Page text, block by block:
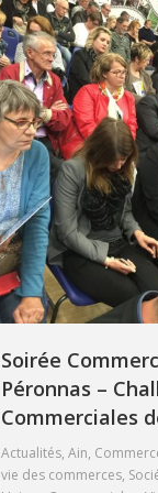
Soirée
Péronnas –
Commerciales
Actualités, Ain,
vie des commerces,